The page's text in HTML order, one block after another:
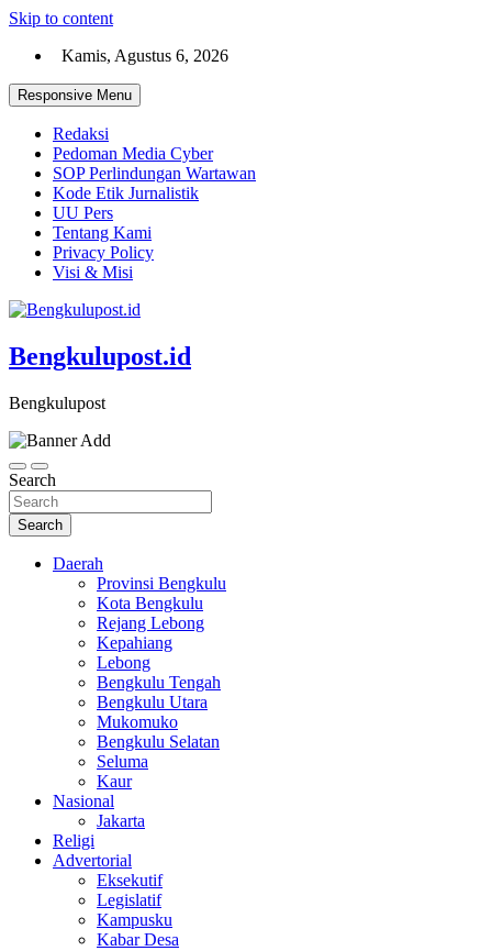
Skip to content
Kamis, Agustus 6, 2026
Responsive Menu
Redaksi
Pedoman Media Cyber
SOP Perlindungan Wartawan
Kode Etik Jurnalistik
UU Pers
Tentang Kami
Privacy Policy
Visi & Misi
Bengkulupost.id
Bengkulupost
Search
Search
Daerah
Provinsi Bengkulu
Kota Bengkulu
Rejang Lebong
Kepahiang
Lebong
Bengkulu Tengah
Bengkulu Utara
Mukomuko
Bengkulu Selatan
Seluma
Kaur
Nasional
Jakarta
Religi
Advertorial
Eksekutif
Legislatif
Kampusku
Kabar Desa